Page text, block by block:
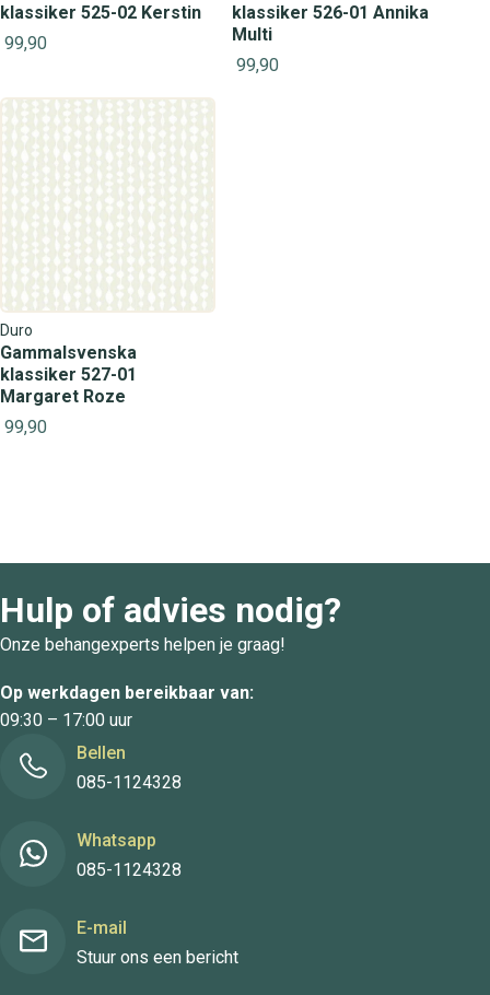
klassiker 525-02 Kerstin
99,90
klassiker 526-01 Annika
Multi
99,90
Duro
Gammalsvenska
klassiker 527-01
Margaret Roze
99,90
Hulp of advies nodig?
Onze behangexperts helpen je graag!
Op werkdagen bereikbaar van:
09:30 – 17:00 uur
Bellen
085-1124328
Whatsapp
085-1124328
E-mail
Stuur ons een bericht